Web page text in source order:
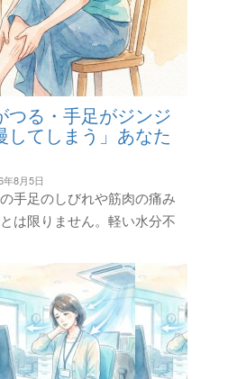
つる・手足がジンジ
てしまう」あなた
年8月5日
手足のしびれや筋肉の痛み
は限りません。軽い水分不